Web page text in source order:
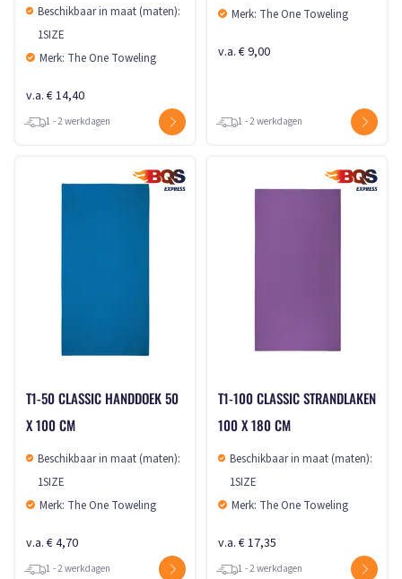
Beschikbaar in maat (maten):
1SIZE
Merk: The One Toweling
v.a. € 14,40
1 - 2 werkdagen
Merk: The One Toweling
v.a. € 9,00
1 - 2 werkdagen
T1-50 CLASSIC HANDDOEK 50
X 100 CM
Beschikbaar in maat (maten):
1SIZE
Merk: The One Toweling
v.a. € 4,70
1 - 2 werkdagen
T1-100 CLASSIC STRANDLAKEN
100 X 180 CM
Beschikbaar in maat (maten):
1SIZE
Merk: The One Toweling
v.a. € 17,35
1 - 2 werkdagen